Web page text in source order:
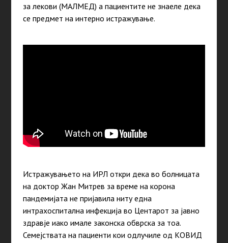
за лекови (МАЛМЕД) а пациентите не знаеле дека
се предмет на интерно истражување.
Истражувањето на ИРЛ откри дека во болницата
на доктор Жан Митрев за време на корона
пандемијата не пријавила ниту една
интрахоспитална инфекција во Центарот за јавно
здравје иако имале законска обврска за тоа.
Семејствата на пациенти кои одлучиле од КОВИД